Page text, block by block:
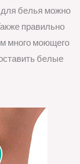
для белья можно
правильно
много моющего
белые